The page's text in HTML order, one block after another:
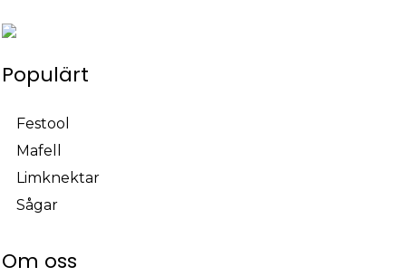
Populärt
Festool
Mafell
Limknektar
Sågar
Om oss